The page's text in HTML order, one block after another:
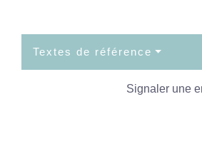
Textes de référence
Signaler une